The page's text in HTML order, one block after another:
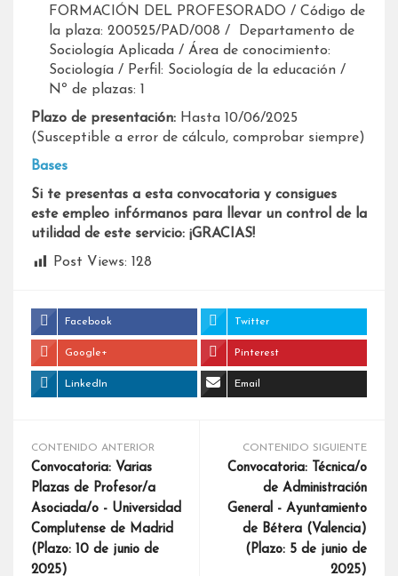
FORMACIÓN DEL PROFESORADO / Código de
la plaza: 200525/PAD/008 / Departamento de
Sociología Aplicada / Área de conocimiento:
Sociología / Perfil: Sociología de la educación /
Nº de plazas: 1
Plazo de presentación: Hasta 10/06/2025
(Susceptible a error de cálculo, comprobar siempre)
Bases
Si te presentas a esta convocatoria y consigues
este empleo infórmanos para llevar un control de la
utilidad de este servicio: ¡GRACIAS!
Post Views: 128
Facebook Twitter
Google+ Pinterest
LinkedIn Email
CONTENIDO ANTERIOR
Convocatoria: Varias
Plazas de Profesor/a
Asociada/o - Universidad
Complutense de Madrid
(Plazo: 10 de junio de
2025)
CONTENIDO SIGUIENTE
Convocatoria: Técnica/o
de Administración
General - Ayuntamiento
de Bétera (Valencia)
(Plazo: 5 de junio de
2025)